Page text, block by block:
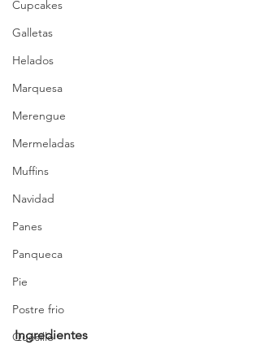
Cupcakes
Galletas
Helados
Marquesa
Merengue
Mermeladas
Muffins
Navidad
Panes
Panqueca
Pie
Postre frio
Quesillo
Ingredientes